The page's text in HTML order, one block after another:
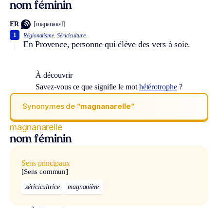
nom féminin
FR [maɲanaʀɛl]
Régionalisme. Sériciculture.
En Provence, personne qui élève des vers à soie.
1
À découvrir
Savez-vous ce que signifie le mot hétérotrophe?
Synonymes de “magnanarelle“
magnanarelle
nom féminin
Sens principaux
[Sens commun]
séricicultrice magnanière